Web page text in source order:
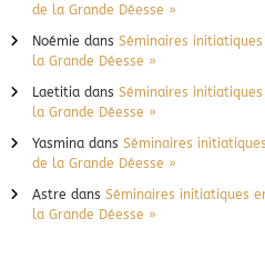
de la Grande Déesse »
Noémie dans Séminaires
la Grande Déesse »
Laetitiadans Séminaires
la Grande Déesse »
Yasminadans Séminaires
de la Grande Déesse »
Astre dans Séminaires initiatiques
la Grande Déesse »